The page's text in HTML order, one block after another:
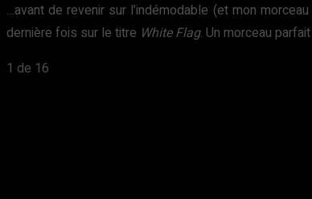
…avant de revenir sur l’indémodable (et mon
dernière fois sur le titre White Flag. Un morceau
1 de 16